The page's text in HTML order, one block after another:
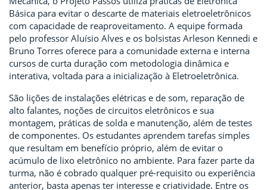
Básica para evitar o descarte de materiais eletroeletrônicos
com capacidade de reaproveitamento. A equipe formada
pelo professor Aluísio Alves e os bolsistas Arleson Kennedi e
Bruno Torres oferece para a comunidade externa e interna
cursos de curta duração com metodologia dinâmica e
interativa, voltada para a inicialização à Eletroeletrônica.
São lições de instalações elétricas e de som, reparação de
alto falantes, noções de circuitos eletrônicos e sua
montagem, práticas de solda e manutenção, além de testes
de componentes. Os estudantes aprendem tarefas simples
que resultam em benefício próprio, além de evitar o
acúmulo de lixo eletrônico no ambiente. Para fazer parte da
turma, não é cobrado qualquer pré-requisito ou experiência
anterior, basta apenas ter interesse e criatividade. Entre os